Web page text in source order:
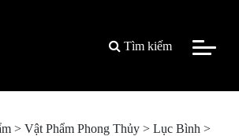
Tìm kiếm
> Vật Phẩm Phong Thủy > Lục Bình >